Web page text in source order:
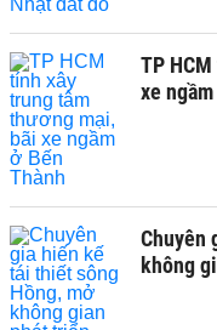
TP
xe
Chuyên
không